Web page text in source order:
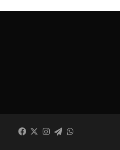
Facebook
X Instagram
Telegram